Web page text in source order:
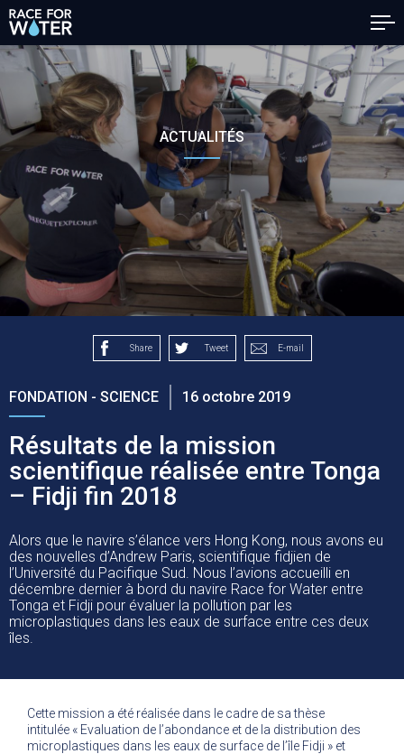
ACTUALITÉS
Share Tweet E-mail
FONDATION - SCIENCE 16 octobre 2019
Résultats de la mission
scientifique réalisée entre Tonga
– Fidji fin 2018
Alors que le navire s’élance vers Hong Kong, nous avons eu
des nouvelles d’Andrew Paris, scientifique fidjien de
l’Université du Pacifique Sud. Nous l’avions accueilli en
décembre dernier à bord du navire Race for Water entre
Tonga et Fidji pour évaluer la pollution par les
microplastiques dans les eaux de surface entre ces deux
îles.
Cette mission a été réalisée dans le cadre de sa thèse
intitulée « Evaluation de l’abondance et de la distribution des
microplastiques dans les eaux de surface de l’île Fidji » et